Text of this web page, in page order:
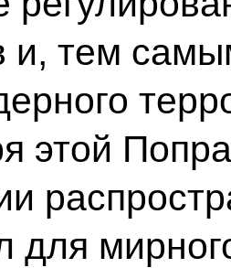
и, тем
этой
для